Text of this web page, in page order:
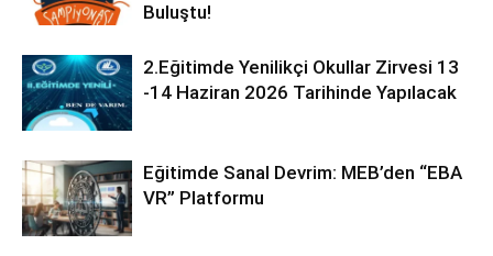
Buluştu!
2.Eğitimde Yenilikçi Okullar Zirvesi 13
-14 Haziran 2026 Tarihinde Yapılacak
Eğitimde Sanal Devrim: MEB’den “EBA
VR” Platformu